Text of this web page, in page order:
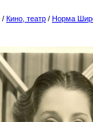
/ Кино, театр / Норма